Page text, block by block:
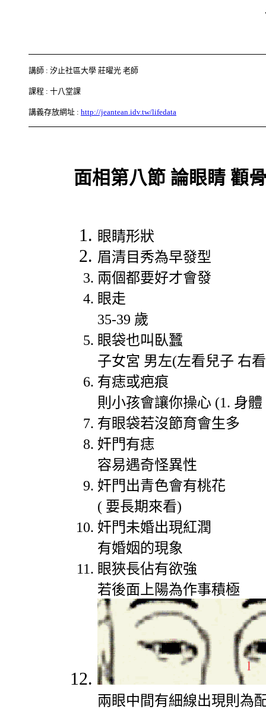
講師 : 汐止社區大學 莊曜光 老師
課程 : 十八堂課
講義存放網址 : http://jeantean.idv.tw/lifedata
面相第八節 論眼睛 顴
眼睛形狀
眉清目秀為早發型
兩個都要好才會發
眼走
35-39 歲
眼袋也叫臥蠶
子女宮 男左(左看兒子 右
有痣或疤痕
則小孩會讓你操心 (1. 身體
有眼袋若沒節育會生多
奸門有痣
容易遇奇怪異性
奸門出青色會有桃花
( 要長期來看)
奸門未婚出現紅潤
有婚姻的現象
眼狹長佔有欲強
若後面上陽為作事積極
兩眼中間有細線出現則為